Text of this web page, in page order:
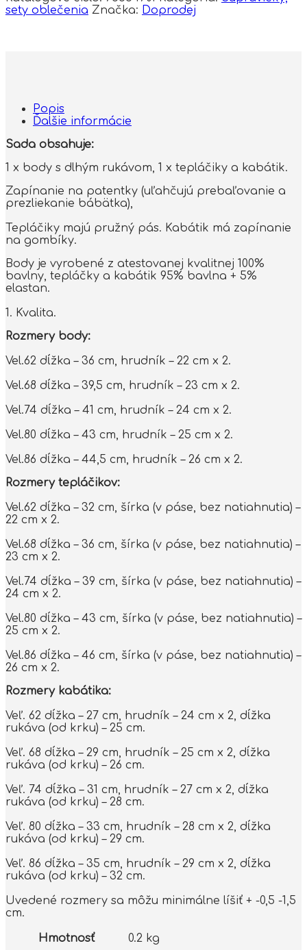
sety oblečenia Značka: Doprodej
Popis
Ďalšie informácie
Sada obsahuje:
1 x body s dlhým rukávom, 1 x tepláčiky a kabátik.
Zapínanie na patentky (uľahčujú prebaľovanie a
prezliekanie bábätka),
Tepláčiky majú pružný pás. Kabátik má zapínanie
na gombíky.
Body je vyrobené z atestovanej kvalitnej 100%
bavlny, tepláčky a kabátik 95% bavlna + 5%
elastan.
1. Kvalita.
Rozmery body:
Vel.62 dĺžka – 36 cm, hrudník – 22 cm x 2.
Vel.68 dĺžka – 39,5 cm, hrudník – 23 cm x 2.
Vel.74 dĺžka – 41 cm, hrudník – 24 cm x 2.
Vel.80 dĺžka – 43 cm, hrudník – 25 cm x 2.
Vel.86 dĺžka – 44,5 cm, hrudník – 26 cm x 2.
Rozmery tepláčikov:
Vel.62 dĺžka – 32 cm, šírka (v páse, bez natiahnutia) –
22 cm x 2.
Vel.68 dĺžka – 36 cm, šírka (v páse, bez natiahnutia) –
23 cm x 2.
Vel.74 dĺžka – 39 cm, šírka (v páse, bez natiahnutia) –
24 cm x 2.
Vel.80 dĺžka – 43 cm, šírka (v páse, bez natiahnutia) –
25 cm x 2.
Vel.86 dĺžka – 46 cm, šírka (v páse, bez natiahnutia) –
26 cm x 2.
Rozmery kabátika:
Veľ. 62 dĺžka – 27 cm, hrudník – 24 cm x 2, dĺžka
rukáva (od krku) – 25 cm.
Veľ. 68 dĺžka – 29 cm, hrudník – 25 cm x 2, dĺžka
rukáva (od krku) – 26 cm.
Veľ. 74 dĺžka – 31 cm, hrudník – 27 cm x 2, dĺžka
rukáva (od krku) – 28 cm.
Veľ. 80 dĺžka – 33 cm, hrudník – 28 cm x 2, dĺžka
rukáva (od krku) – 29 cm.
Veľ. 86 dĺžka – 35 cm, hrudník – 29 cm x 2, dĺžka
rukáva (od krku) – 32 cm.
Uvedené rozmery sa môžu minimálne líšiť + -0,5 -1,5
cm.
Hmotnosť 0.2 kg